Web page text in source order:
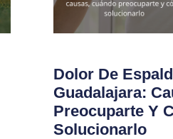
Dolor De
Guadalajara:
Preocuparte Y
Solucionarlo